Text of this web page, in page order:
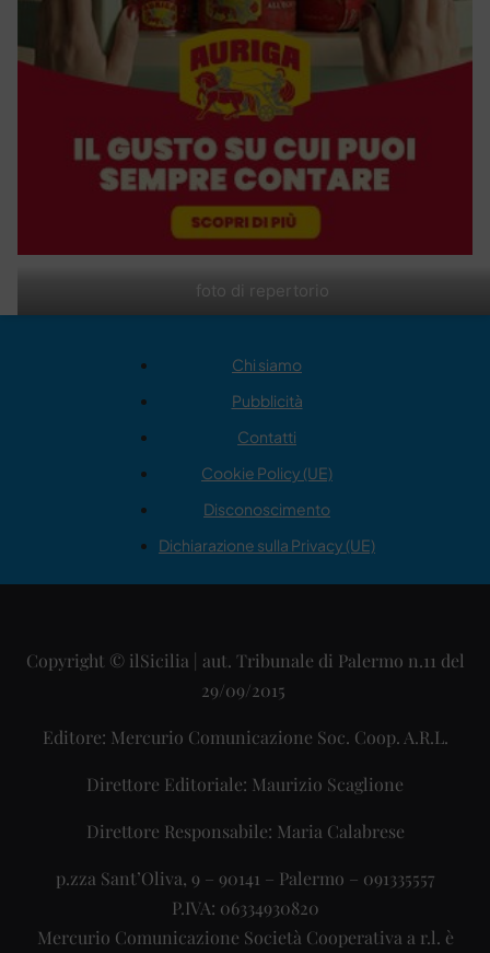
foto di repertorio
Chi siamo
Pubblicità
Contatti
Cookie Policy (UE)
Disconoscimento
Dichiarazione sulla Privacy (UE)
Copyright © ilSicilia | aut. Tribunale di Palermo n.11 del
29/09/2015
Editore: Mercurio Comunicazione Soc. Coop. A.R.L.
Direttore Editoriale: Maurizio Scaglione
Direttore Responsabile: Maria Calabrese
p.zza Sant’Oliva, 9 – 90141 – Palermo – 091335557
P.IVA: 06334930820
Mercurio Comunicazione Società Cooperativa a r.l. è